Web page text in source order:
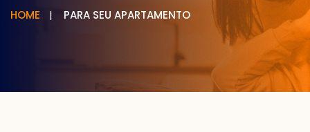
HOME PARA SEU APARTAMENTO